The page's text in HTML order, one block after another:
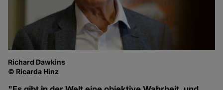
Richard Dawkins
© Ricarda Hinz